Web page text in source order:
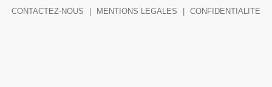
CONTACTEZ-NOUS | MENTIONS LEGALES | CONFIDENTIALITE